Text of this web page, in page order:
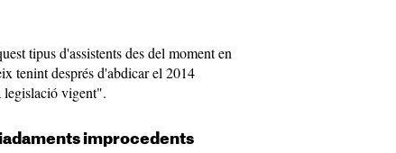
tipus d'assistents des del moment en
tenint després d'abdicar el 2014
legislació vigent".
improcedents